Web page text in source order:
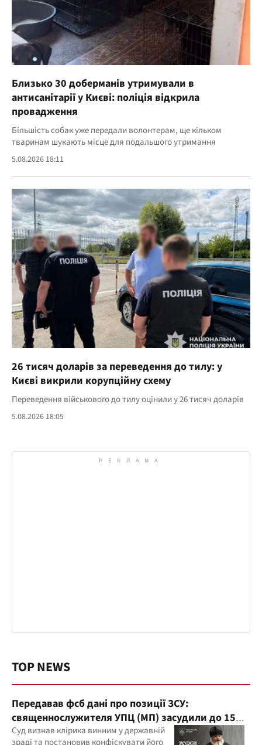
Близько 30 доберманів утримували в
антисанітарії у Києві: поліція відкрила
провадження
Більшість собак уже передали волонтерам, ще кільком
тваринам шукають місце для подальшого утримання
5.08.2026 18:11
26 тисяч доларів за переведення до тилу: у
Києві викрили корупційну схему
Переведення військового до тилу оцінили у 26 тисяч доларів
5.08.2026 18:05
TOP NEWS
Передавав фсб дані про позиції ЗСУ:
священнослужителя УПЦ (МП) засудили до 15
років
Суд визнав клірика винним у державній
зраді та постановив конфіскувати його